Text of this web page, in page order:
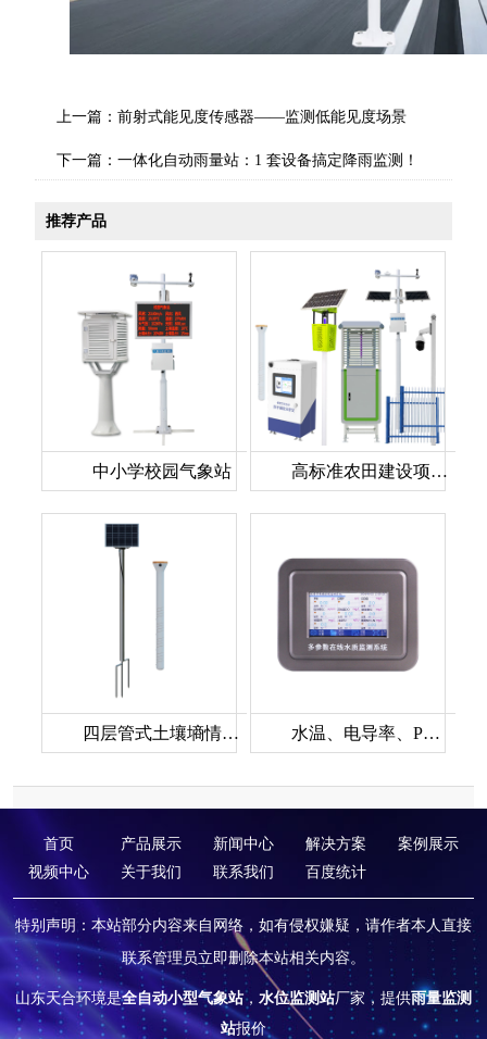
上一篇： 前射式能见度传感器——监测低能见度场景
下一篇： 一体化自动雨量站：1 套设备搞定降雨监测！
推荐产品
中小学校园气象站 高标准农田建设项目实施方案
四层管式土壤墒情监测仪 水温、电导率、PH、溶解氧在线分析仪
首页 产品展示 新闻中心 解决方案
案例展示
视频中心
关于我们 联系我们 百度统计
特别声明：本站部分内容来自网络，如有侵权嫌疑，请作者本人直接
联系管理员立即删除本站相关内容。
山东天合环境是全自动小型气象站， 水位监测站厂家，提供雨量监测
站报价